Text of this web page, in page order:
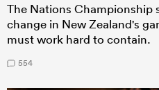
The Nations Championship
change in New Zealand's
must work hard to contain.
554